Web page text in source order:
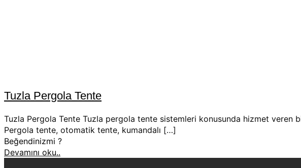
Tuzla Pergola Tente
Tuzla Pergola Tente Tuzla pergola tente sistemleri konusunda hizmet
Pergola tente, otomatik tente, kumandalı […]
Beğendinizmi ?
Devamını oku..